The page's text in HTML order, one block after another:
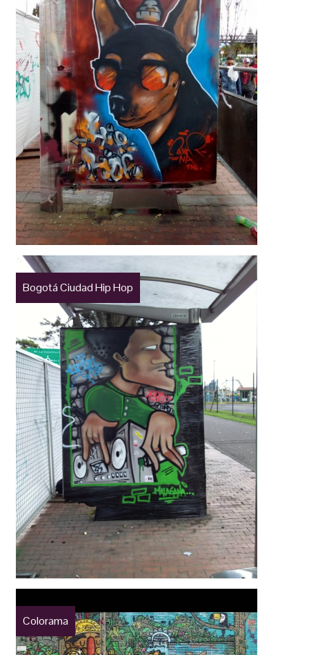
Bogotá Ciudad Hip Hop
Colorama